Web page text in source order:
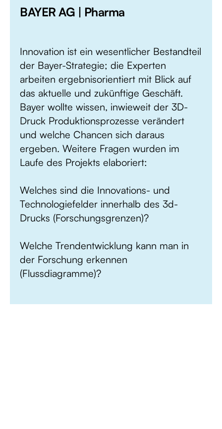
BAYER AG | Pharma
Innovation ist ein wesentlicher Bestandteil
der Bayer-Strategie; die Experten
arbeiten ergebnisorientiert mit Blick auf
das aktuelle und zukünftige Geschäft.
Bayer wollte wissen, inwieweit der 3D-
Druck Produktionsprozesse verändert
und welche Chancen sich daraus
ergeben. Weitere Fragen wurden im
Laufe des Projekts elaboriert:
Welches sind die Innovations- und
Technologiefelder innerhalb des 3d-
Drucks (Forschungsgrenzen)?
Welche Trendentwicklung kann man in
der Forschung erkennen
(Flussdiagramme)?